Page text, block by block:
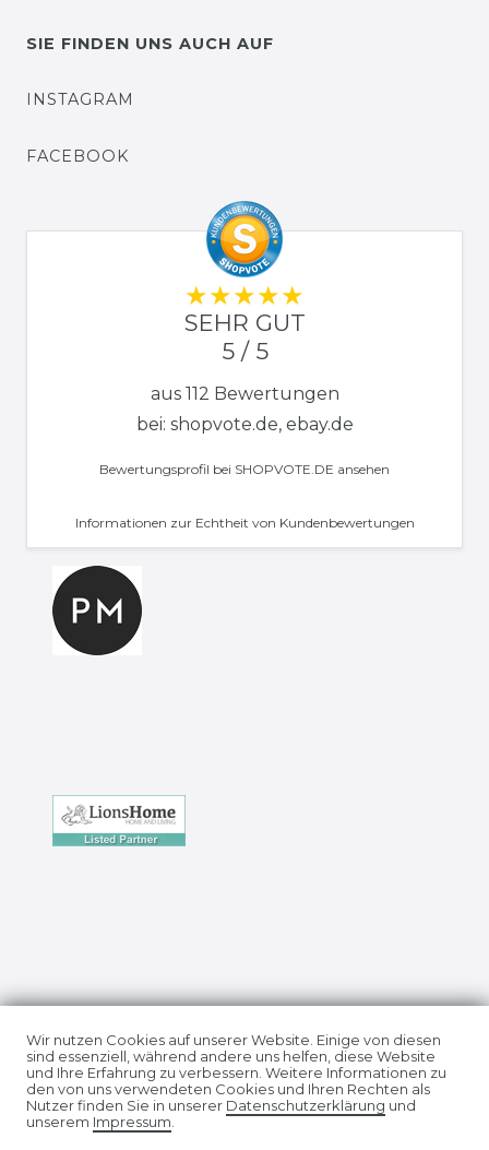
SIE FINDEN UNS AUCH AUF
INSTAGRAM
FACEBOOK
SEHR GUT
5 / 5
aus 112 Bewertungen
bei: shopvote.de, ebay.de
Bewertungsprofil bei SHOPVOTE.DE ansehen
Informationen zur Echtheit von Kundenbewertungen
Impressum Daten­schutz­erklärung
Wir nutzen Cookies auf unserer Website. Einige von diesen
sind essenziell, während andere uns helfen, diese Website
und Ihre Erfahrung zu verbessern. Weitere Informationen zu
den von uns verwendeten Cookies und Ihren Rechten als
Nutzer finden Sie in unserer Daten­schutz­erklärung und
unserem Impressum.